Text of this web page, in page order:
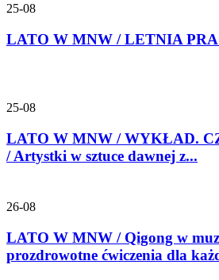
25-08
LATO W MNW / LETNIA
25-08
LATO W MNW / WYKŁAD.
/ Artystki w sztuce dawnej z...
26-08
LATO W MNW / Qigong w
prozdrowotne ćwiczenia dla